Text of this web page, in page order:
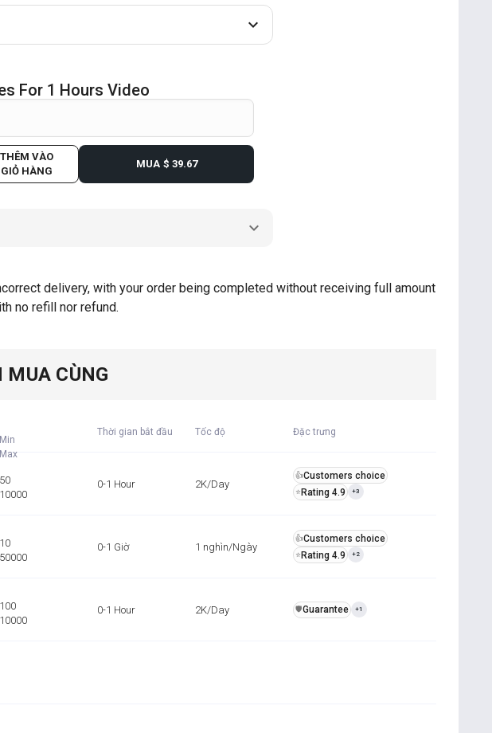
For 1 Hours Video
THÊM VÀO
GIỎ HÀNG
MUA $ 39.67
delivery, with your order being completed without receiving full amount
no refill nor refund.
MUA CÙNG
Min
Max
Thời gian bắt đầu Tốc độ Đặc trưng
50
10000
0-1 Hour 2K/Day
👍Customers choice
⭐Rating 4.9 +3
10
50000
0-1 Giờ 1 nghìn/Ngày
👍Customers choice
⭐Rating 4.9 +2
100
10000
0-1 Hour 2K/Day ️🛡️Guarantee +1